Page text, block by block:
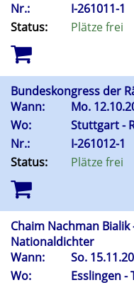
Nr.:
I-261011-1
Status:
Plätze frei
Bundeskongress der
Wann:
Mo.
Wo:
Stuttgart -
Nr.:
I-261012-1
Status:
Plätze frei
Chaim Nachman
Nationaldichter
Wann:
So.
Wo:
Esslingen -